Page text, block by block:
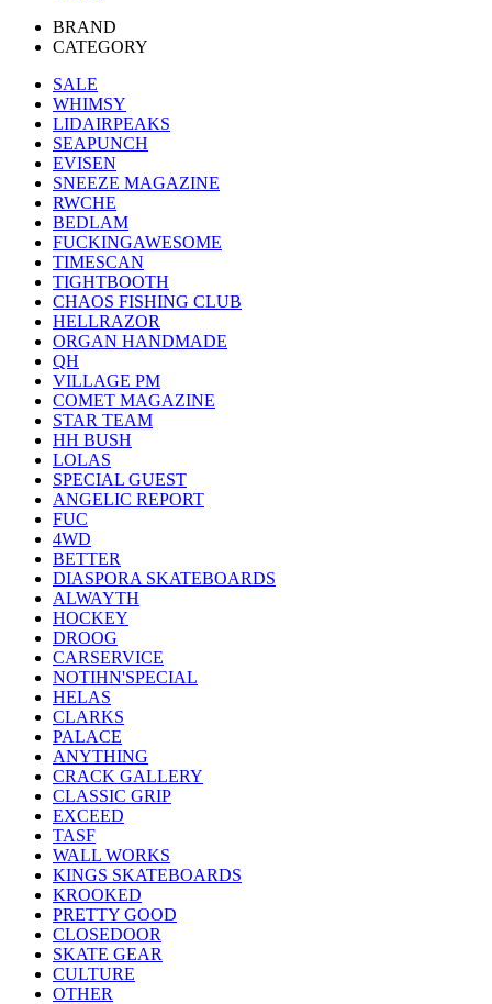
BRAND
CATEGORY
SALE
WHIMSY
LIDAIRPEAKS
SEAPUNCH
EVISEN
SNEEZE MAGAZINE
RWCHE
BEDLAM
FUCKINGAWESOME
TIMESCAN
TIGHTBOOTH
CHAOS FISHING CLUB
HELLRAZOR
ORGAN HANDMADE
QH
VILLAGE PM
COMET MAGAZINE
STAR TEAM
HH BUSH
LOLAS
SPECIAL GUEST
ANGELIC REPORT
FUC
4WD
BETTER
DIASPORA SKATEBOARDS
ALWAYTH
HOCKEY
DROOG
CARSERVICE
NOTIHN'SPECIAL
HELAS
CLARKS
PALACE
ANYTHING
CRACK GALLERY
CLASSIC GRIP
EXCEED
TASF
WALL WORKS
KINGS SKATEBOARDS
KROOKED
PRETTY GOOD
CLOSEDOOR
SKATE GEAR
CULTURE
OTHER